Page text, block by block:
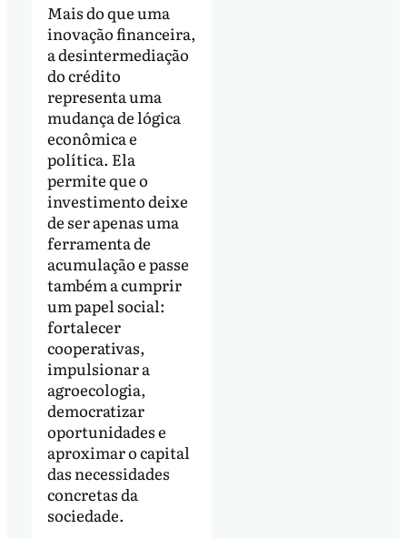
Mais do que uma
inovação financeira,
a desintermediação
do crédito
representa uma
mudança de lógica
econômica e
política. Ela
permite que o
investimento deixe
de ser apenas uma
ferramenta de
acumulação e passe
também a cumprir
um papel social:
fortalecer
cooperativas,
impulsionar a
agroecologia,
democratizar
oportunidades e
aproximar o capital
das necessidades
concretas da
sociedade.